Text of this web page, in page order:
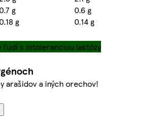
0.7 g
0.6 g
0.18 g 0.14 g
ľudí s intoleranciou laktózy
arašidov a iných orechov!